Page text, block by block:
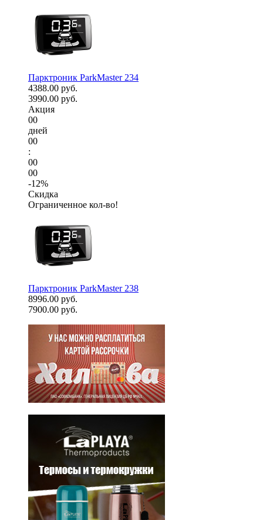
Парктроник ParkMaster 234
4388.00 руб.
3990.00 руб.
Акция
00
дней
00
:
00
00
-12%
Скидка
Ограниченное кол-во!
Парктроник ParkMaster 238
8996.00 руб.
7900.00 руб.